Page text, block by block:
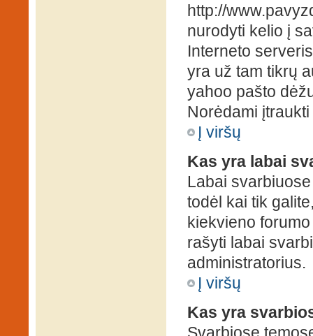
http://
nurodyti kelio į
Interneto
yra už tam tikrų
yahoo pašto
Norėdami
Į viršų
Kas yra labai
Labai
todėl kai tik
kiekvieno
rašyti labai
administratorius.
Į viršų
Kas yra